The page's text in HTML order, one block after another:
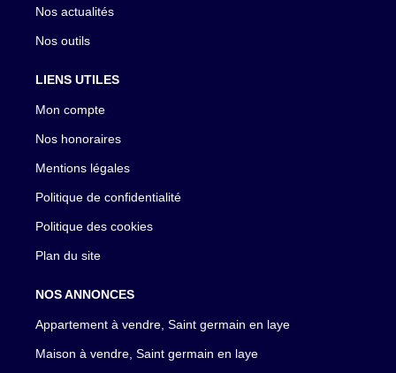
Nos actualités
Nos outils
LIENS UTILES
Mon compte
Nos honoraires
Mentions légales
Politique de confidentialité
Politique des cookies
Plan du site
NOS ANNONCES
Appartement à vendre, Saint germain en laye
Maison à vendre, Saint germain en laye